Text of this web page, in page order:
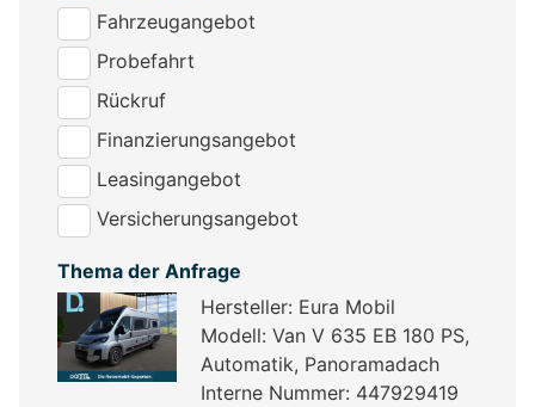
Fahrzeugangebot
Probefahrt
Rückruf
Finanzierungsangebot
Leasingangebot
Versicherungsangebot
Thema der Anfrage
Hersteller: Eura Mobil
Modell: Van V 635 EB 180 PS,
Automatik, Panoramadach
Interne Nummer: 447929419